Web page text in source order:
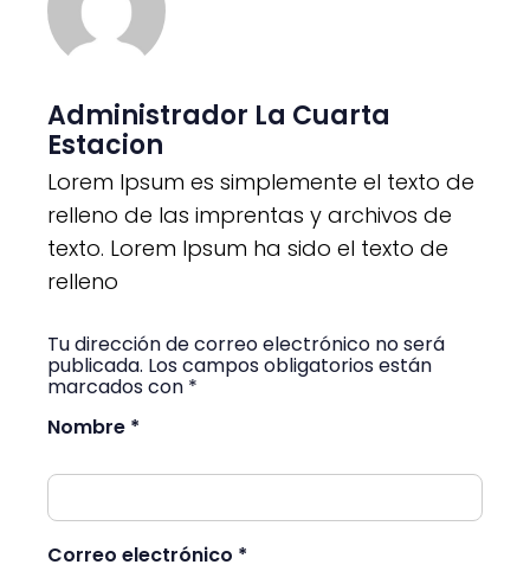
Administrador La Cuarta
Estacion
Lorem Ipsum es simplemente el texto de
relleno de las imprentas y archivos de
texto. Lorem Ipsum ha sido el texto de
relleno
Tu dirección de correo electrónico no será
publicada. Los campos obligatorios están
marcados con *
Nombre *
Correo electrónico *